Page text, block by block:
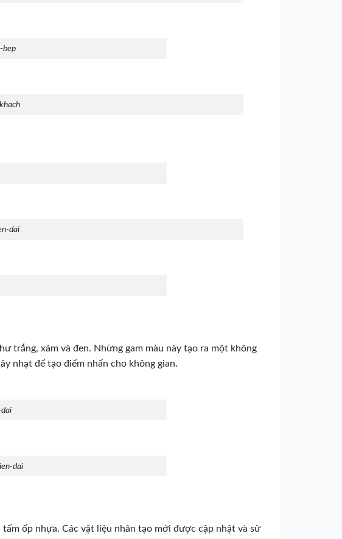
bep
dai
trắng, xám và đen. Những gam màu này tạo ra một không
nhạt để tạo điểm nhấn cho không gian.
dai
ốp nhựa. Các vật liệu nhân tạo mới được cập nhật và sử